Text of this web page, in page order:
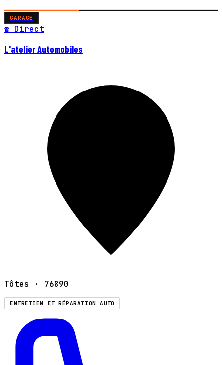
GARAGE
☎ Direct
L'atelier Automobiles
Tôtes · 76890
ENTRETIEN ET RÉPARATION AUTO